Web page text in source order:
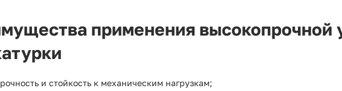
применения высокопрочной
и стойкость к механическим нагрузкам;